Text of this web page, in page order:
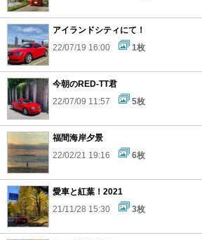
アイランドシティにて！
22/07/19 16:00
1枚
今朝のRED-TT君
22/07/09 11:57
5枚
福間海岸夕景
22/02/21 19:16
6枚
愛車と紅葉！2021
21/11/28 15:30
3枚